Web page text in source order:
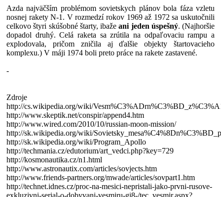
Azda najväčším problémom sovietskych plánov bola fáza vzletu
nosnej rakety N-1. V rozmedzí rokov 1969 až 1972 sa uskutočnili
celkovo štyri skúšobné štarty, ibažeani jeden úspešný. (Najhoršie
dopadol druhý. Celá raketa sa zrútila na odpaľovaciu rampu a
explodovala, pričom zničila aj ďalšie objekty štartovacieho
komplexu.) V máji 1974 boli preto práce na rakete zastavené.
-
Zdroje
http://cs.wikipedia.org/wiki/
http://www.skeptik.net/conspir/append4.htm
http://www.wired.com/2010/10/russian-moon-mission/
http://sk.wikipedia.org/wiki/
http://sk.wikipedia.org/wiki/Program_Apollo
http://techmania.cz/edutorium/art_vedci.php?key=729
http://kosmonautika.cz/n1.html
http://www.astronautix.com/articles/sovjects.htm
http://www.friends-partners.org/mwade/articles/sovpart1.htm
http://technet.idnes.cz/proc-na-mesici-nepristali-jako-prvni-rusove-